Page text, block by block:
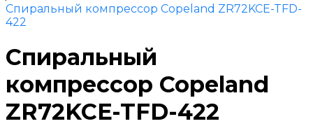
Спиральный компрессор Copeland ZR72KCE-TFD-
422
Спиральный
компрессор Copeland
ZR72KCE-TFD-422